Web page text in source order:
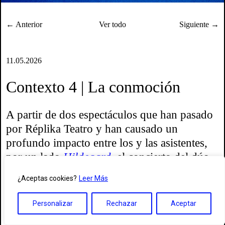
¿Aceptas cookies? Leer Más
Personalizar Rechazar Aceptar
← Anterior Ver todo Siguiente →
11.05.2026
Contexto 4 | La conmoción
A partir de dos espectáculos que han pasado
por Réplika Teatro y han causado un
profundo impacto entre los y las asistentes,
por un lado Hildegard , el concierto del dúo
Yaroslava Saienko, que reinterpreta la música
de Hildegard von Bingen, y la presentación
en España, por otro lado, de la coreógrafa y